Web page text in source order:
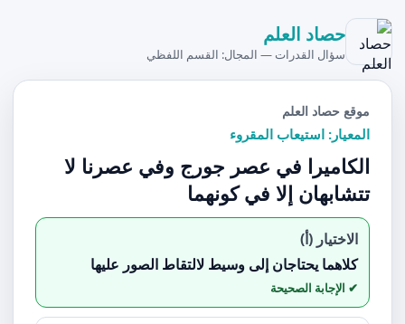
حصاد العلم
سؤال القدرات — المجال: القسم اللفظي
موقع حصاد العلم
المعيار: استيعاب المقروء
الكاميرا في عصر جورج وفي عصرنا لا
تتشابهان إلا في كونهما
الاختيار (أ)
كلاهما يحتاجان إلى وسيط لالتقاط الصور عليها